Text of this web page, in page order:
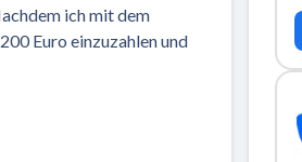
ich mit dem
Euro einzuzahlen und